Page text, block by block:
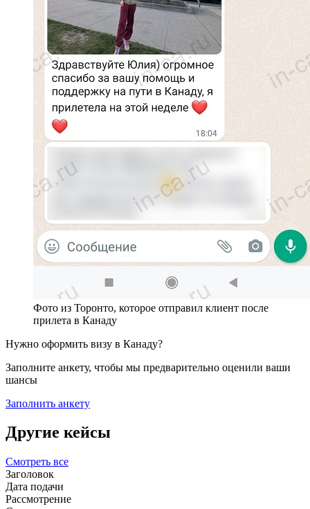
Фото из Торонто, которое отправил клиент после
прилета в Канаду
Нужно оформить визу в Канаду?
Заполните анкету, чтобы мы предварительно оценили ваши
шансы
Заполнить анкету
Другие кейсы
Смотреть все
Заголовок
Дата подачи
Рассмотрение